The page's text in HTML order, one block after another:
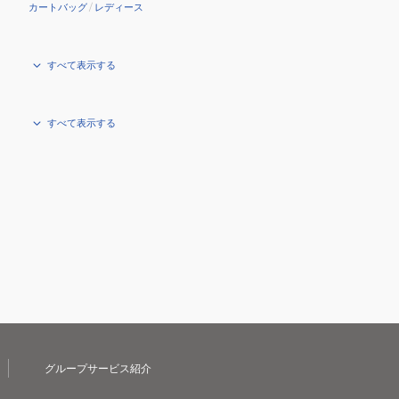
カートバッグ/ レディース
すべて表示する
すべて表示する
グループサービス紹介